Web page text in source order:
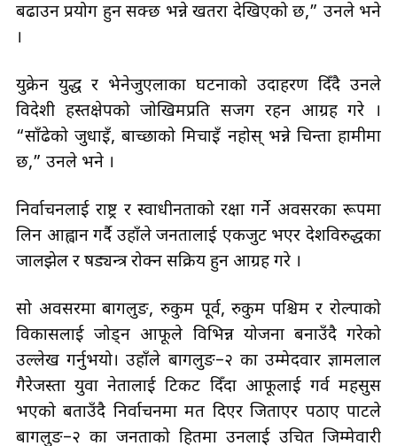
बढाउन प्रयोग हुन सक्छ भन्ने खतरा देखिएको छ,” उनले भने
।
युक्रेन युद्ध र भेनेजुएलाका घटनाको उदाहरण दिँदै उनले
विदेशी हस्तक्षेपको जोखिमप्रति सजग रहन आग्रह गरे ।
“साँढेको जुधाइँ, बाच्छाको मिचाइँ नहोस् भन्ने चिन्ता हामीमा
छ,” उनले भने ।
निर्वाचनलाई राष्ट्र र स्वाधीनताको रक्षा गर्ने अवसरका रूपमा
लिन आह्वान गर्दै उहाँले जनतालाई एकजुट भएर देशविरुद्धका
जालझेल र षड्यन्त्र रोक्न सक्रिय हुन आग्रह गरे ।
सो अवसरमा बागलुङ, रुकुम पूर्व, रुकुम पश्चिम र रोल्पाको
विकासलाई जोड्न आफूले विभिन्न योजना बनाउँदै गरेको
उल्लेख गर्नुभयो। उहाँले बागलुङ–२ का उम्मेदवार ज्ञामलाल
गैरेजस्ता युवा नेतालाई टिकट दिँदा आफूलाई गर्व महसुस
भएको बताउँदै निर्वाचनमा मत दिएर जिताएर पठाए पार्टीले
बागलुङ–२ का जनताको हितमा उनलाई उचित जिम्मेवारी